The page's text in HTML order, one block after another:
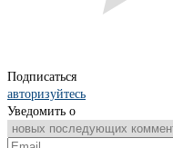
Подписаться
авторизуйтесь
Уведомить о